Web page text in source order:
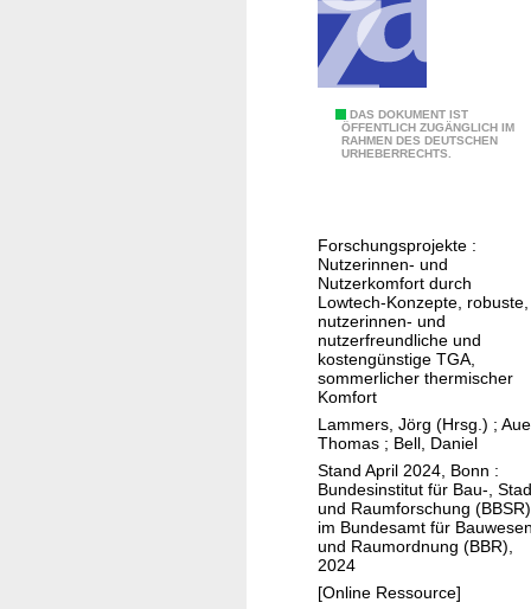
DAS DOKUMENT IST
ÖFFENTLICH ZUGÄNGLICH IM
RAHMEN DES DEUTSCHEN
URHEBERRECHTS.
c
h
Forschungsprojekte :
Nutzerinnen- und
Nutzerkomfort durch
Lowtech-Konzepte, robuste,
nutzerinnen- und
nutzerfreundliche und
kostengünstige TGA,
sommerlicher thermischer
Komfort
Lammers, Jörg (Hrsg.) ;
Thomas ; Bell, Daniel
Stand April 2024, Bonn :
Bundesinstitut für Bau-,
und Raumforschung (BBSR)
im Bundesamt für
und Raumordnung (BBR),
2024
[Online Ressource]